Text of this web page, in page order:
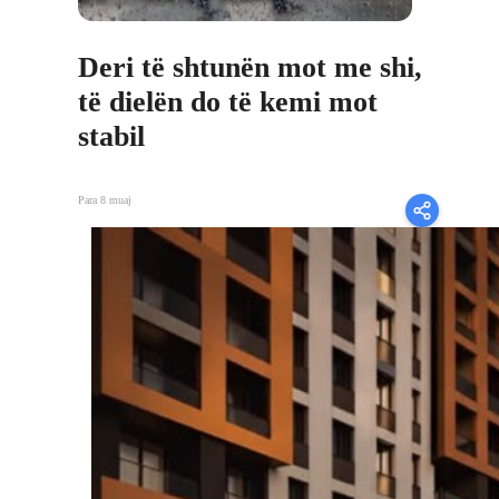
Deri të shtunën mot me shi,
të dielën do të kemi mot
stabil
Para 8 muaj